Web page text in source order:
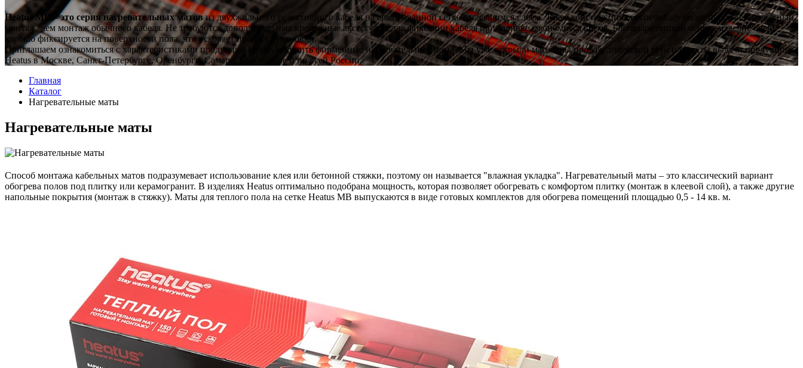
Heatus MB – это серия нагревательных матовиз двухжильного резистивного кабеля на армированной сетке с клеящимся слоем. Такая конструкция обеспечивает более простой и надежный
монтаж, чем монтаж обычного кабеля. Не требуются дополнительные крепежные аксессуары для фиксации кабеля при заливке, экономится время. Благодаря липкой основе изделие очень
хорошо фиксируется на поверхности пола, что ускоряет процесс установки.
Приглашаем ознакомиться с характеристиками продукции Heatus и купить фирменные нагревательные маты. Мы уже открыли магазины продаж дилерской сети и пункты выдачи продукции
Heatus в Москве, Санкт-Петербурге, Оренбурге, Самаре, Краснодаре и по всей России.
Главная
Каталог
Нагревательные маты
Нагревательные маты
Способ монтажа кабельных матов подразумевает использование клея или бетонной стяжки, поэтому он называется "влажная укладка". Нагревательный маты – это классический вариант
обогрева полов под плитку или керамогранит. В изделиях Heatus оптимально подобрана мощность, которая позволяет обогревать с комфортом плитку (монтаж в клеевой слой), а также другие
напольные покрытия (монтаж в стяжку). Маты для теплого пола на сетке Heatus MB выпускаются в виде готовых комплектов для обогрева помещений площадью 0,5 - 14 кв. м.